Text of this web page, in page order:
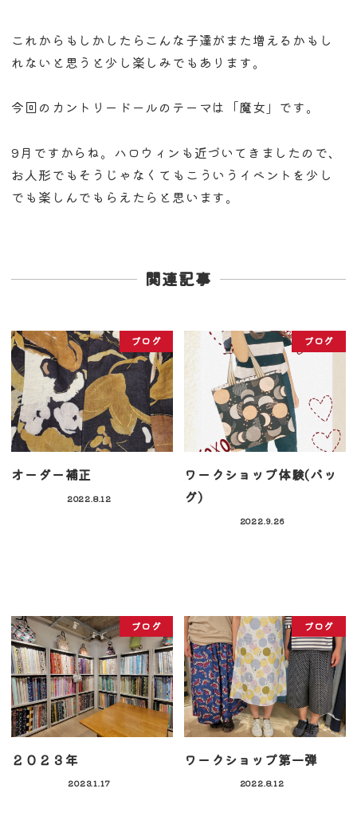
これからもしかしたらこんな子達がまた増えるかもし
れないと思うと少し楽しみでもあります。
今回のカントリードールのテーマは「魔女」です。
9月ですからね。ハロウィンも近づいてきましたので、
お人形でもそうじゃなくてもこういうイベントを少し
でも楽しんでもらえたらと思います。
関連記事
ブログ
オーダー補正
2022.8.12
ブログ
ワークショップ体験(バッ
グ)
2022.9.26
ブログ
２０２３年
2023.1.17
ブログ
ワークショップ第一弾
2022.8.12